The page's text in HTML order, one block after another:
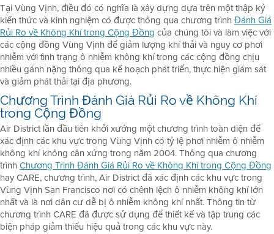
Tại Vùng Vịnh, điều đó có nghĩa là xây dựng dựa trên một thập kỷ
kiến thức và kinh nghiệm có được thông qua chương trìnhĐánh Giá
Rủi Ro về Không Khí trong Cộng Đồng của chúng tôi và làm việc với
các cộng đồng Vùng Vịnh để giảm lượng khí thải và nguy cơ phơi
nhiễm với tình trạng ô nhiễm không khí trong các cộng đồng chịu
nhiều gánh nặng thông qua kế hoạch phát triển, thực hiện giám sát
và giảm phát thải tại địa phương.
Chương Trình Đánh Giá Rủi Ro về Không Khí
trong Cộng Đồng
Air District lần đầu tiên khởi xướng một chương trình toàn diện để
xác định các khu vực trong Vùng Vịnh có tỷ lệ phơi nhiễm ô nhiễm
không khí không cân xứng trong năm 2004. Thông qua chương
trìnhChương Trình Đánh Giá Rủi Ro về Không Khí trong Cộng Đồng
hay CARE, chương trình, Air District đã xác định các khu vực trong
Vùng Vịnh San Francisco nơi có chênh lệch ô nhiễm không khí lớn
nhất và là nơi dân cư dễ bị ô nhiễm không khí nhất. Thông tin từ
chương trình CARE đã được sử dụng để thiết kế và tập trung các
biện pháp giảm thiểu hiệu quả trong các khu vực này.